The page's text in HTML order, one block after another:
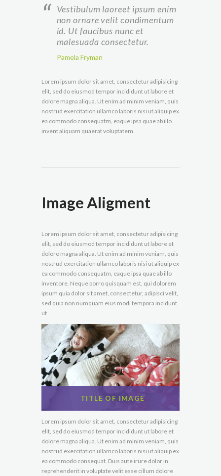
Vestibulum laoreet ipsum enim
non ornare velit condimentum
id. Ut faucibus nunc et
malesuada consectetur.
Pamela Fryman
Lorem ipsum dolor sit amet, consectetur adipisicing
elit, sed do eiusmod tempor incididunt ut labore et
dolore magna aliqua. Ut enim ad minim veniam, quis
nostrud exercitation ullamco laboris nisi ut aliquip ex
ea commodo consequatm, eaque ipsa quae ab illo
invent aliquam quaerat voluptatem.
Image Aligment
Lorem ipsum dolor sit amet, consectetur adipisicing
elit, sed do eiusmod tempor incididunt ut labore et
dolore magna aliqua. Ut enim ad minim veniam, quis
nostrud exercitation ullamco laboris nisi ut aliquip ex
ea commodo consequatm, eaque ipsa quae ab illo
inventore. Neque porro quisquam est, qui dolorem
ipsum quia dolor sit amet, consectetur, adipisci velit,
sed quia non numquam eius modi tempora incidunt
ut
TITLE OF IMAGE
Lorem ipsum dolor sit amet, consectetur adipisicing
elit, sed do eiusmod tempor incididunt ut labore et
dolore magna aliqua. Ut enim ad minim veniam, quis
nostrud exercitation ullamco laboris nisi ut aliquip ex
ea commodo consequat. Duis aute irure dolor in
reprehenderit in voluptate velit esse cillum dolore